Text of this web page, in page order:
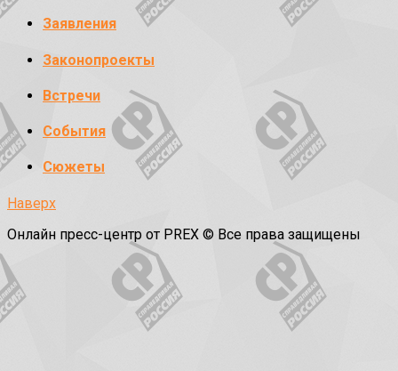
Заявления
Законопроекты
Встречи
События
Сюжеты
Наверх
Онлайн пресс-центр от PREX © Все права защищены